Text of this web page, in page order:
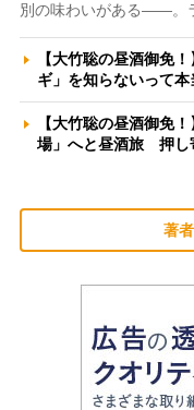
別の味わいがある――。
【大竹聡の昼酒御免
ギ」を知らないって
【大竹聡の昼酒御免
場」へと昼酒旅 押し
著